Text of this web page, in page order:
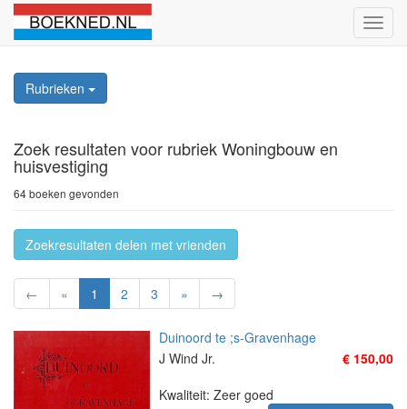
Rubrieken
Zoek resultaten voor rubriek Woningbouw en
huisvestiging
64 boeken gevonden
Zoekresultaten delen met vrienden
← « 1 2 3 » →
Duinoord te ;s-Gravenhage
J Wind Jr.
€ 150,00
Kwaliteit: Zeer goed